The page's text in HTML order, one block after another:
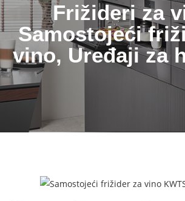
Frižideri za
Samostojeći
vino, Uređaji za